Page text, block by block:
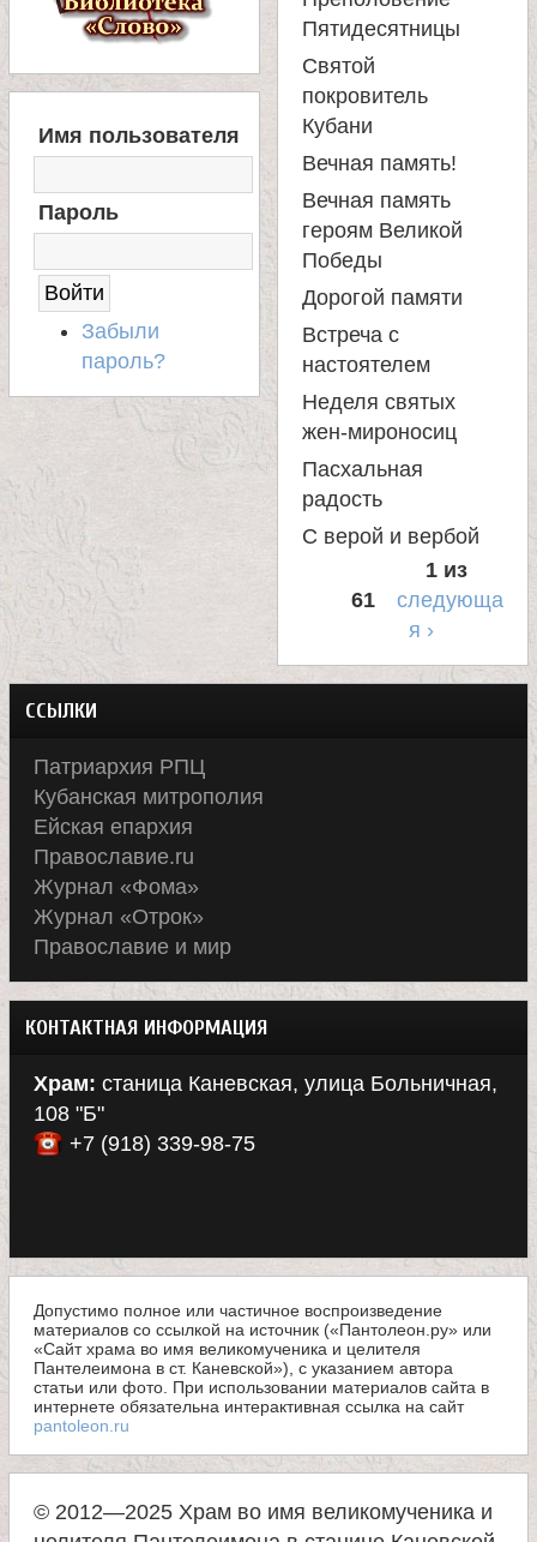
Д
С
Имя пользователя
Пароль
Забыли
пароль?
Пятидесятницы
Святой
покровитель
Кубани
Вечная память!
Вечная память
героям Великой
Победы
Дорогой памяти
Встреча с
настоятелем
Неделя святых
жен-мироносиц
Пасхальная
радость
С верой и вербой
1 из
61
следующа
я ›
ССЫЛКИ
Патриархия РПЦ
Кубанская митрополия
Ейская епархия
Православие.ru
Журнал «Фома»
Журнал «Отрок»
Православие и мир
КОНТАКТНАЯ ИНФОРМАЦИЯ
Храм: станица Каневская, улица Больничная,
108 "Б"
+7 (918) 339-98-75
Допустимо полное или частичное воспроизведение
материалов со ссылкой на источник («Пантолеон.ру» или
«Сайт храма во имя великомученика и целителя
Пантелеимона в ст. Каневской»), с указанием автора
статьи или фото. При использовании материалов сайта в
интернете обязательна интерактивная ссылка на сайт
pantoleon.ru
© 2012—2025 Храм во имя великомученика и